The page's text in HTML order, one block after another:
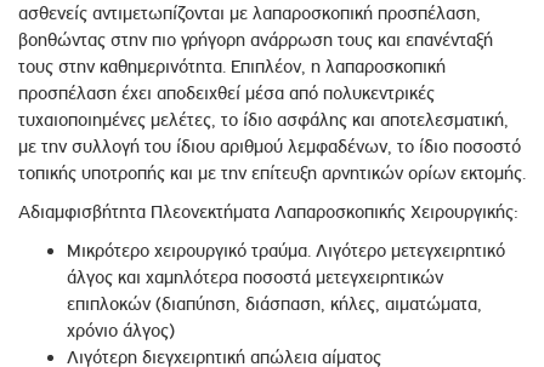
ασθενείς αντιμετωπίζονται με λαπαροσκοπική προσπέλαση,
βοηθώντας στην πιο γρήγορη ανάρρωση τους και επανένταξή
τους στην καθημερινότητα. Επιπλέον, η λαπαροσκοπική
προσπέλαση έχει αποδειχθεί μέσα από πολυκεντρικές
τυχαιοποιημένες μελέτες, το ίδιο ασφάλης και αποτελεσματική,
με την συλλογή του ίδιου αριθμού λεμφαδένων, το ίδιο ποσοστό
τοπικής υποτροπής και με την επίτευξη αρνητικών ορίων εκτομής.
Αδιαμφισβήτητα Πλεονεκτήματα Λαπαροσκοπικής Χειρουργικής:
Μικρότερο χειρουργικό τραύμα. Λιγότερο μετεγχειρητικό
άλγος και χαμηλότερα ποσοστά μετεγχειρητικών
επιπλοκών (διαπύηση, διάσπαση, κήλες, αιματώματα,
χρόνιο άλγος)
Λιγότερη διεγχειρητική απώλεια αίματος